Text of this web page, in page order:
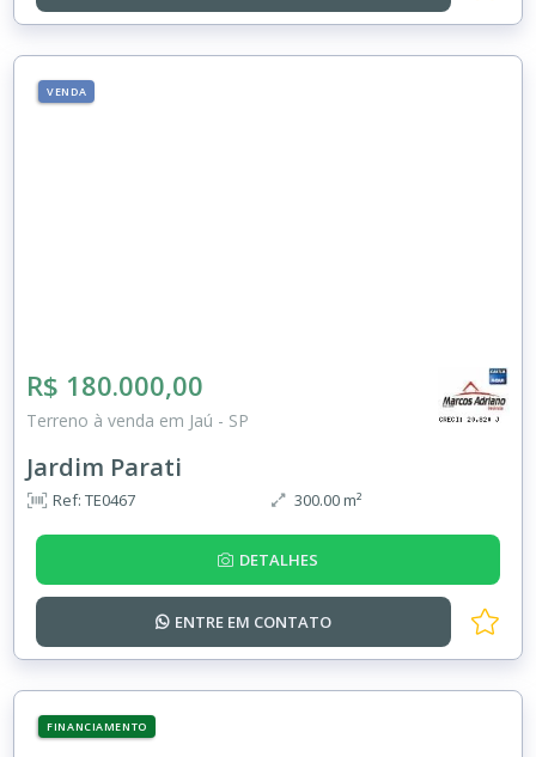
VENDA
R$ 180.000,00
Terreno à venda em Jaú - SP
Jardim Parati
Ref: TE0467 300.00 m²
DETALHES
ENTRE EM CONTATO
FINANCIAMENTO